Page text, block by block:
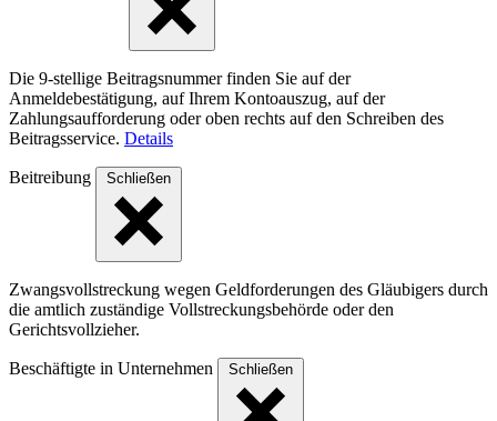
Die 9-stellige Beitragsnummer finden Sie auf der
Anmeldebestätigung, auf Ihrem Kontoauszug, auf der
Zahlungsaufforderung oder oben rechts auf den Schreiben des
Beitragsservice. Details
Beitreibung Schließen
Zwangsvollstreckung wegen Geldforderungen des Gläubigers durch
die amtlich zuständige Vollstreckungsbehörde oder den
Gerichtsvollzieher.
Beschäftigte in Unternehmen Schließen